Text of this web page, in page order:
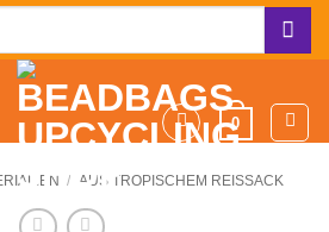
0
/ AUS TROPISCHEM REISSACK